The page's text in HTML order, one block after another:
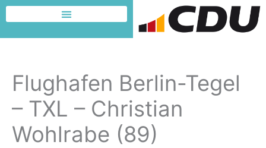
Zum
Inhalt
springen
Flughafen Berlin-Tegel
– TXL – Christian
Wohlrabe (89)